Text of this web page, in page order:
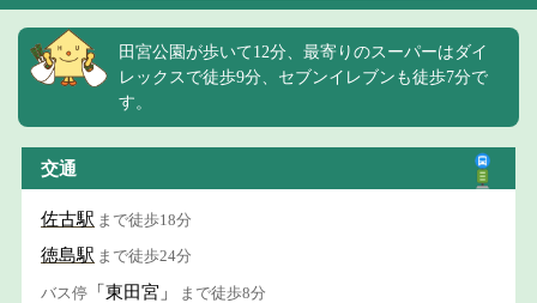
田宮公園が歩いて12分、最寄りのスーパーはダイ
レックスで徒歩9分、セブンイレブンも徒歩7分で
す。
交通
佐古駅 まで徒歩18分
徳島駅 まで徒歩24分
バス停 「東田宮」 まで徒歩8分